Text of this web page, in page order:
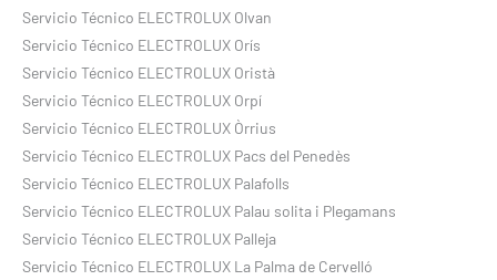
Servicio Técnico ELECTROLUX Olvan
Servicio Técnico ELECTROLUX Orís
Servicio Técnico ELECTROLUX Oristà
Servicio Técnico ELECTROLUX Orpí
Servicio Técnico ELECTROLUX Òrrius
Servicio Técnico ELECTROLUX Pacs del Penedès
Servicio Técnico ELECTROLUX Palafolls
Servicio Técnico ELECTROLUX Palau solita i Plegamans
Servicio Técnico ELECTROLUX Palleja
Servicio Técnico ELECTROLUX La Palma de Cervelló